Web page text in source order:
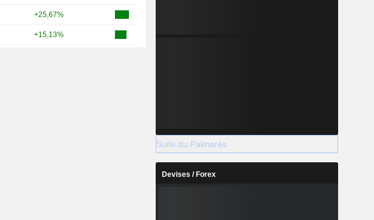
+25,67%
+15,13%
Suite du Palmarès
Devises / Forex